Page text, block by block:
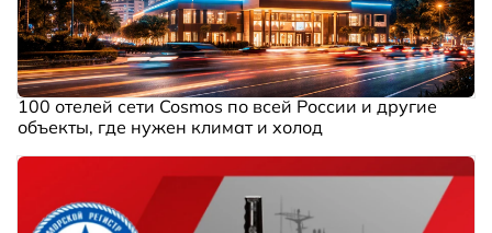
100 отелей сети Cosmos по всей России и другие
объекты, где нужен климат и холод